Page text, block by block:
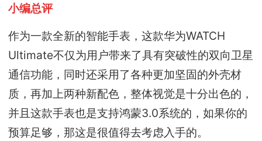
小编总评
作为一款全新的智能手表，这款华为WATCH
Ultimate不仅为用户带来了具有突破性的双向卫星
通信功能，同时还采用了各种更加坚固的外壳材
质，再加上两种新配色，整体视觉是十分出色的，
并且这款手表也是支持鸿蒙3.0系统的，如果你的
预算足够，那这是很值得去考虑入手的。